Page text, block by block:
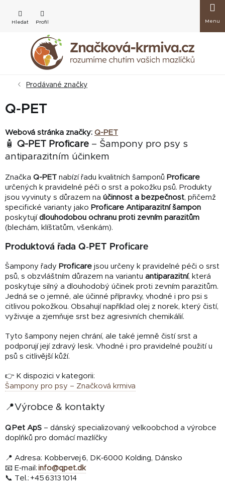
obsah
košík
Prodávané značky
Q-PET
Webová stránka značky: Q-PET
🧴 Q-PET Proficare – Šampony pro psy s
antiparazitním účinkem
Značka Q-PET nabízí řadu kvalitních šamponů Proficare
určených k pravidelné péči o srst a pokožku psů. Produkty
jsou vyvinuty s důrazem na účinnost a bezpečnost, přičemž
specifické varianty jako Proficare Antiparazitní šampon
poskytují dlouhodobou ochranu proti zevním parazitům
(blechám, klíšťatům, všenkám).
Produktová řada Q‑PET Proficare
Šampony řady Proficare jsou určeny k pravidelné péči o srst
psů, s obzvláštním důrazem na variantu antiparazitní, která
poskytuje silný a dlouhodobý účinek proti zevním parazitům.
Jedná se o jemné, ale účinné přípravky, vhodné i pro psi s
citlivou pokožkou. Obsahují například olej z norek, který čistí,
vyživuje a zjemňuje srst bez agresivních chemikálií.
Tyto šampony nejen chrání, ale také jemně čistí srst a
podporují její zdravý lesk. Vhodné i pro pravidelné použití u
psů s citlivější kůží.
👉 K dispozici v kategorii:
Šampony pro psy – Značková krmiva
📍Výrobce & kontakty
Q Pet ApS – dánský specializovaný velkoobchod a výrobce
doplňků pro domácí mazlíčky
📍 Adresa: Kobbervej 6, DK‑6000 Kolding, Dánsko
📧 E‑mail: info@qpet.dk
📞 Tel.: +45 6313 1014